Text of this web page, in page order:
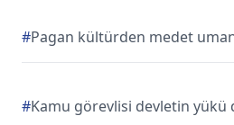
#Pagan kültürden medet
#Kamu görevlisi devletin yükü